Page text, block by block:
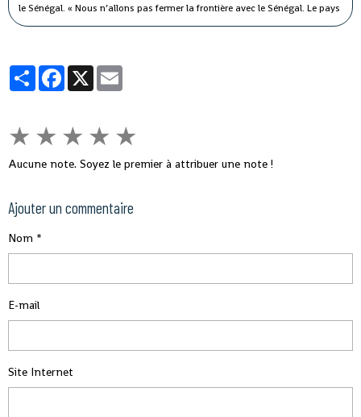
le Sénégal. « Nous n’allons pas fermer la frontière avec le Sénégal. Le pays
est signataire du règlement sanitaire international. Ce n’est pas parce que
prises pour éviter ce virus en Guinée.
PartagerFacebook
X
★ ★ ★ ★ ★
Aucune note. Soyez le premier à attribuer une note !
Ajouter un commentaire
Nom
E-mail
Site Internet